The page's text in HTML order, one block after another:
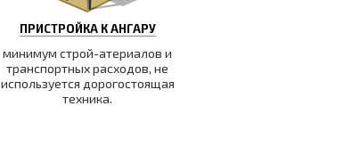
ПРИСТРОЙКА К АНГАРУ
минимум строй-атериалов и
транспортных расходов, не
используется дорогостоящая
техника.